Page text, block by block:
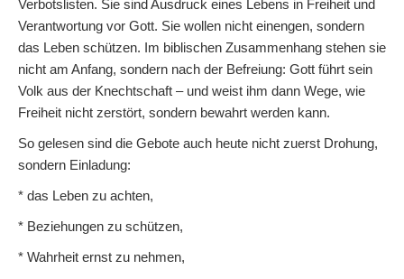
Verbotslisten. Sie sind Ausdruck eines Lebens in Freiheit und
Verantwortung vor Gott. Sie wollen nicht einengen, sondern
das Leben schützen. Im biblischen Zusammenhang stehen sie
nicht am Anfang, sondern nach der Befreiung: Gott führt sein
Volk aus der Knechtschaft – und weist ihm dann Wege, wie
Freiheit nicht zerstört, sondern bewahrt werden kann.
So gelesen sind die Gebote auch heute nicht zuerst Drohung,
sondern Einladung:
* das Leben zu achten,
* Beziehungen zu schützen,
* Wahrheit ernst zu nehmen,